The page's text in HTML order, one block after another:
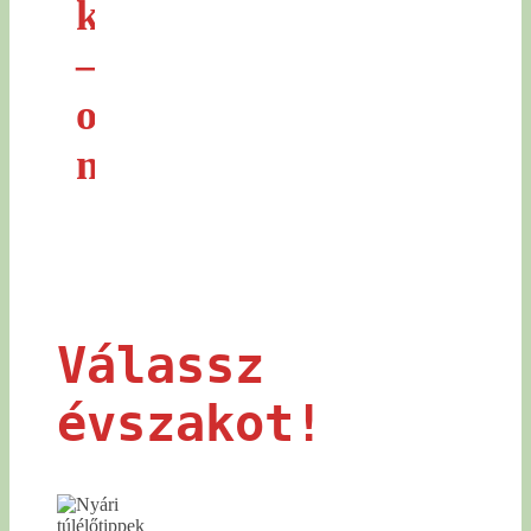
kényelmesen
–
okos
megoldásokkal
Válassz
évszakot!